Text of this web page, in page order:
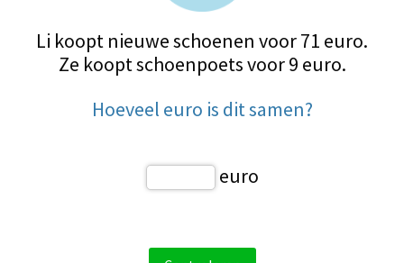
Li koopt nieuwe schoenen voor 71 euro.
Ze koopt schoenpoets voor 9 euro.
Hoeveel euro is dit samen?
euro